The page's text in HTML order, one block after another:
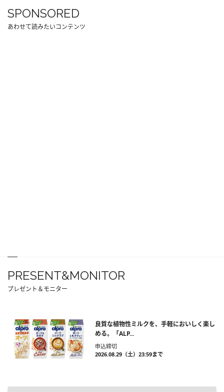
SPONSORED
あわせて読みたいコンテンツ
PRESENT&MONITOR
プレゼント＆モニター
良質な植物性ミルクを、手軽においしく楽し
める。「ALP...
申込締切
2026.08.29（土）23:59まで